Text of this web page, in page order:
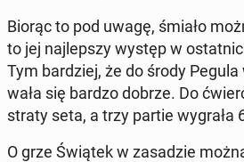
Biorąc to pod uwagę, śmiało
to jej naj­lep­szy występ w
Tym bar­dziej, że do środy
wa­ła się bardzo dobrze. Do
straty seta, a trzy partie wygrała
O grze Świątek w za­sa­dzie